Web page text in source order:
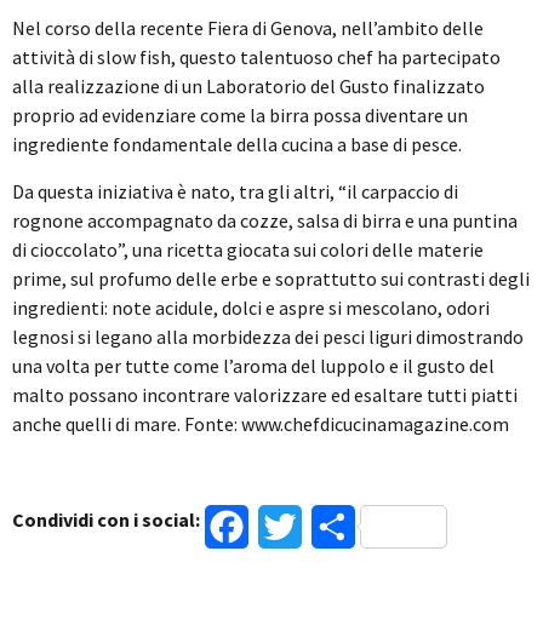
Nel corso della recente Fiera di Genova, nell’ambito delle
attività di slow fish, questo talentuoso chef ha partecipato
alla realizzazione di un Laboratorio del Gusto finalizzato
proprio ad evidenziare come la birra possa diventare un
ingrediente fondamentale della cucina a base di pesce.
Da questa iniziativa è nato, tra gli altri, “il carpaccio di
rognone accompagnato da cozze, salsa di birra e una puntina
di cioccolato”, una ricetta giocata sui colori delle materie
prime, sul profumo delle erbe e soprattutto sui contrasti degli
ingredienti: note acidule, dolci e aspre si mescolano, odori
legnosi si legano alla morbidezza dei pesci liguri dimostrando
una volta per tutte come l’aroma del luppolo e il gusto del
malto possano incontrare valorizzare ed esaltare tutti piatti
anche quelli di mare. Fonte: www.chefdicucinamagazine.com
Condividi con i social: FacebookTwitterCondividi